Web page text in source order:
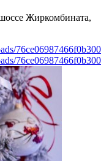
Жиркомбината,